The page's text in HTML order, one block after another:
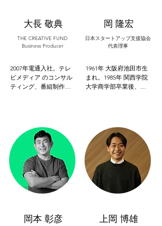
進する創発の莟ファン
ドを立ち上げる。知的
な障害のあるアーティ
ストをプロデュースす
取締役を務める。
大長 敬典
THE CREATIVE FUND
Business Producer
2007年電通入社。テレ
ビメディア のコンサル
ティング、番組制作、
プのリブランディング
やマーケティングを行
い、
コミュニティスペース
の立ち上げや、スポー
ツ大会などのプロデュ
ース事業など、幅広い
分野に携わる。THE
デューサーとして出資
先のクリエイティブサ
岡本 彰彦
岡 隆宏
日本スタートアップ支援協会
代表理事
1961年 大阪府池田市生
まれ。1985年 関西学院
大学商学部卒業後、
業、中古レコード＆フ
ァミコン事業、フラン
チャイズ事業、玩具雑
貨卸事業、家庭用ゲー
ム代理店事業、ライセ
ンス事業、玩具製造
業、コスメ事業、ダイ
エット食品事業、ネッ
どがある。これらの数
多くの事業転換を経験
上岡 博雄